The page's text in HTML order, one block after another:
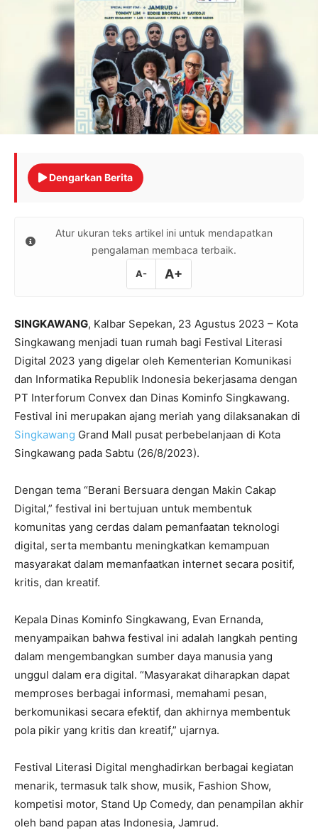
Dengarkan Berita
Atur ukuran teks artikel ini untuk mendapatkan
pengalaman membaca terbaik.
A- A+
SINGKAWANG, Kalbar Sepekan, 23 Agustus 2023 – Kota
Singkawang menjadi tuan rumah bagi Festival Literasi
Digital 2023 yang digelar oleh Kementerian Komunikasi
dan Informatika Republik Indonesia bekerjasama dengan
PT Interforum Convex dan Dinas Kominfo Singkawang.
Festival ini merupakan ajang meriah yang dilaksanakan di
Singkawang Grand Mall pusat perbebelanjaan di Kota
Singkawang pada Sabtu (26/8/2023).
Dengan tema “Berani Bersuara dengan Makin Cakap
Digital,” festival ini bertujuan untuk membentuk
komunitas yang cerdas dalam pemanfaatan teknologi
digital, serta membantu meningkatkan kemampuan
masyarakat dalam memanfaatkan internet secara positif,
kritis, dan kreatif.
Kepala Dinas Kominfo Singkawang, Evan Ernanda,
menyampaikan bahwa festival ini adalah langkah penting
dalam mengembangkan sumber daya manusia yang
unggul dalam era digital. “Masyarakat diharapkan dapat
memproses berbagai informasi, memahami pesan,
berkomunikasi secara efektif, dan akhirnya membentuk
pola pikir yang kritis dan kreatif,” ujarnya.
Festival Literasi Digital menghadirkan berbagai kegiatan
menarik, termasuk talk show, musik, Fashion Show,
kompetisi motor, Stand Up Comedy, dan penampilan akhir
oleh band papan atas Indonesia, Jamrud.